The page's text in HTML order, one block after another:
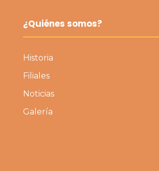
¿Quiénes somos?
Historia
Filiales
Noticias
Galería